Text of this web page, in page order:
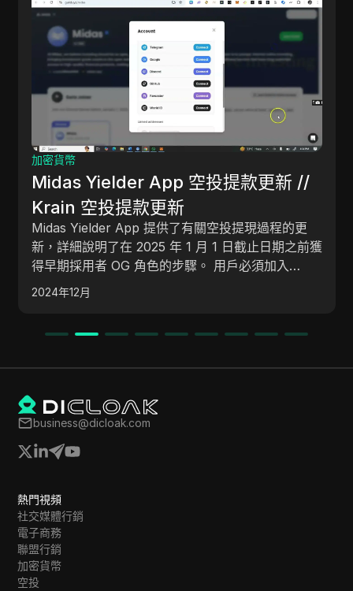
網賺
每週賺取 $7,595 複製和粘貼文本
本指南概述了在線賺錢的策略，強調通過創建在線社
區、利用Google Scholar和製作引人入勝的內容等
方法賺取可觀收入的潛力。 它突顯了奉獻精神和戰
略規劃在實現成功中的重要性，以及各種貨幣化技術
作。
2025年3月
business@dicloak.com
熱門視頻
社交媒體行銷
電子商務
聯盟行銷
加密貨幣
空投